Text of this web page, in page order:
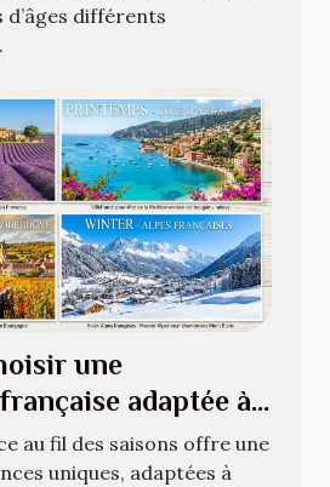
différents
une
adaptée à
?
au fil des saisons offre une
uniques, adaptées à